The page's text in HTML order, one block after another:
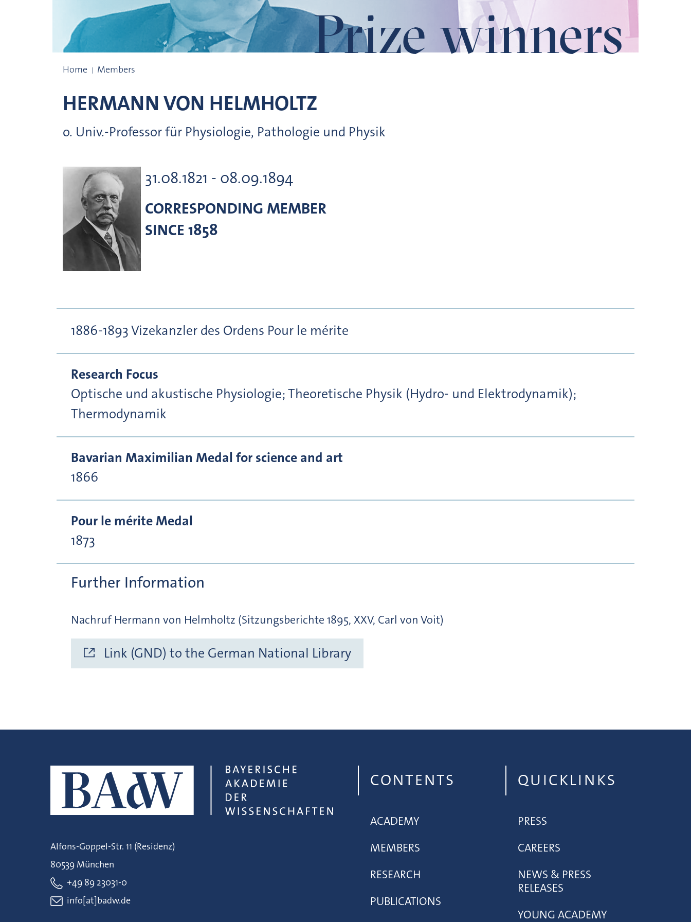
Prize winners
Home Members
HERMANN VON HELMHOLTZ
o. Univ.-Professor für Physiologie, Pathologie und Physik
31.08.1821 - 08.09.1894
CORRESPONDING MEMBER
SINCE 1858
1886-1893 Vizekanzler des Ordens Pour le mérite
Research Focus
Optische und akustische Physiologie; Theoretische Physik (Hydro- und Elektrodynamik);
Thermodynamik
Bavarian Maximilian Medal for science and art
1866
Pour le mérite Medal
1873
Further Information
Nachruf Hermann von Helmholtz (Sitzungsberichte 1895, XXV, Carl von Voit)
Link (GND) to the German National Library
Alfons-Goppel-Str. 11 (Residenz)
80539 München
+49 89 23031-0
info[at]badw.de
CONTENTS
ACADEMY
MEMBERS
RESEARCH
PUBLICATIONS
QUICKLINKS
PRESS
CAREERS
NEWS & PRESS
RELEASES
YOUNG ACADEMY